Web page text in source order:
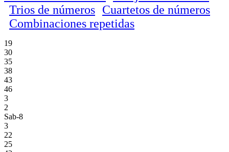
Trios de números Cuartetos de números
Combinaciones repetidas
19
30
35
38
43
46
3
2
Sab-8
3
22
25